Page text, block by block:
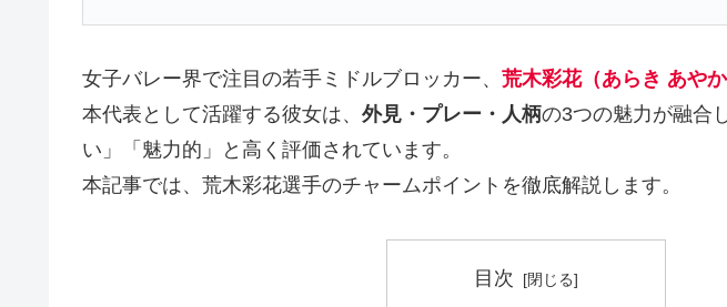
女子バレー界で注目の若手ミドルブロッカー、 荒木彩花（あらき あやか
本代表として活躍する彼女は、 外見・プレー・人柄の3つの魅力が融合
い」「魅力的」と高く評価されています。
本記事では、荒木彩花選手のチャームポイントを徹底解説します。
目次